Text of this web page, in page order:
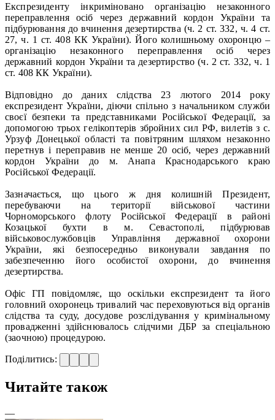
Експрезиденту інкриміновано організацію незаконного
переправлення осіб через державний кордон України та
підбурювання до вчинення дезертирства (ч. 2 ст. 332, ч. 4 ст.
27, ч. 1 ст. 408 КК України). Його колишньому охоронцю –
організацію незаконного переправлення осіб через
державний кордон України та дезертирство (ч. 2 ст. 332, ч. 1
ст. 408 КК України).
Відповідно до даних слідства 23 лютого 2014 року
експрезидент України, діючи спільно з начальником служби
своєї безпеки та представниками Російської Федерації, за
допомогою трьох гелікоптерів збройних сил РФ, вилетів з с.
Урзуф Донецької області та повітряним шляхом незаконно
перетнув і переправив не менше 20 осіб, через державний
кордон України до м. Анапа Краснодарського краю
Російської Федерації.
Зазначається, що цього ж дня колишній Президент,
перебуваючи на території військової частини
Чорноморського флоту Російської Федерації в районі
Козацької бухти в м. Севастополі, підбурював
військовослужбовців Управління державної охорони
України, які безпосередньо виконували завдання по
забезпеченню його особистої охорони, до вчинення
дезертирства.
Офіс ГП повідомляє, що оскільки експрезидент та його
головний охоронець тривалий час переховуються від органів
слідства та суду, досудове розслідування у кримінальному
провадженні здійснювалось слідчими ДБР за спеціальною
(заочною) процедурою.
Поділитись:
Читайте також
—